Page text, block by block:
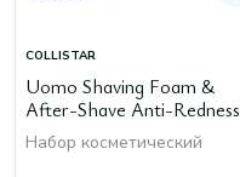
COLLISTAR
Uomo Shaving Foam &
After-Shave Anti-Redness
Set
Набор косметический